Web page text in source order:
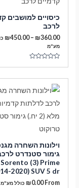
כיסויים למושבים
לרכב
₪360.00
–
₪450.00
⁦₪450.00⁩
מע"מ
וילונות השחרה
Sorento (3) Prime
2020) SUV 5 dr
From
₪0.00 כולל מע"מ